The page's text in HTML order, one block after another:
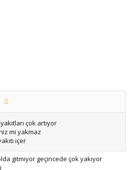
çok artıyor
mi yakmaz
içer
gitmiyor geçincede çok yakıyor